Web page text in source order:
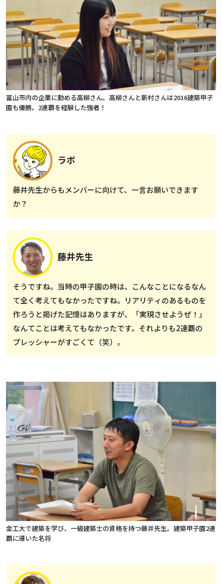
富山市内の企業に勤める高柳さん。高柳さんと新村さんは2016建築甲子
園も優勝。2連覇を経験した強者！
ラボ
藤井先生からもメンバーに向けて、一言お願いできます
か？
藤井先生
そうですね。当時の甲子園の時は、こんなことになるなん
て全く考えてもなかったですね。リアリティのあるものを
作ろうと掲げた記憶はありますが、「実現させようぜ！」
なんてことは考えてもなかったです。それよりも2連覇の
プレッシャーがすごくて（笑）。
金工大で建築を学び、一級建築士の資格を持つ藤井先生。建築甲子園2連
覇に導いた名将